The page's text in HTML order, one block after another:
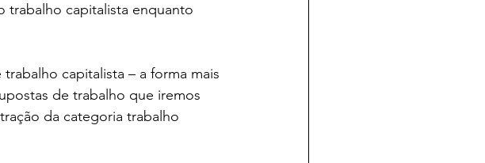
trabalho capitalista enquanto
capitalista – a forma mais
de trabalho que iremos
da categoria trabalho